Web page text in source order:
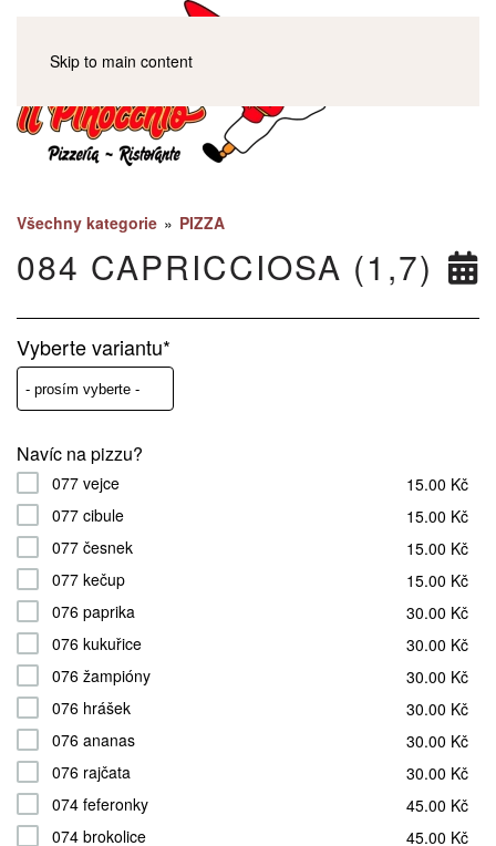
Skip to main content
Všechny kategorie » PIZZA
084 CAPRICCIOSA (1,7)
Vyberte variantu*
Navíc na pizzu?
077 vejce
15.00 Kč
077 cibule
15.00 Kč
077 česnek
15.00 Kč
077 kečup
15.00 Kč
076 paprika
30.00 Kč
076 kukuřice
30.00 Kč
076 žampióny
30.00 Kč
076 hrášek
30.00 Kč
076 ananas
30.00 Kč
076 rajčata
30.00 Kč
074 feferonky
45.00 Kč
074 brokolice
45.00 Kč